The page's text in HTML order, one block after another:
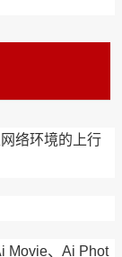
络环境的上行
Movie、Ai Phot